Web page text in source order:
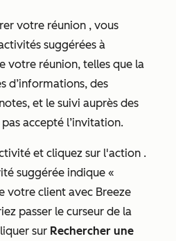
votre réunion , vous
suggérées à
votre réunion, telles que la
d’informations, des
et le suivi auprès des
accepté l’invitation.
et cliquez sur l'action .
suggérée indique «
votre client avec Breeze
passer le curseur de la
sur Rechercher une